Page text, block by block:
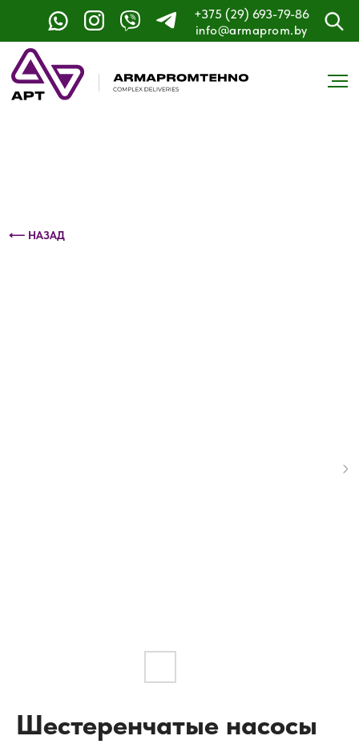
+375 (29) 693-79-86
info@armaprom.by
Контактный телефон: +375 (29) 693-79-86
⟵ НАЗАД
Шестеренчатые насосы